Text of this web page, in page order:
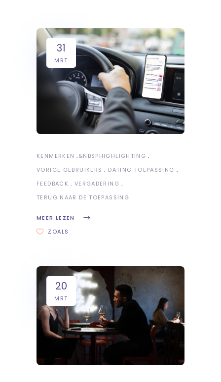
31
MRT
KENMERKEN &NBSPHIGHLIGHTING
VORIGE GEBRUIKERS
DATING TOEPASSING
FEEDBACK
VERGADERING
TERUG NAAR DE TOEPASSING
MEER LEZEN
ZOALS
20
MRT